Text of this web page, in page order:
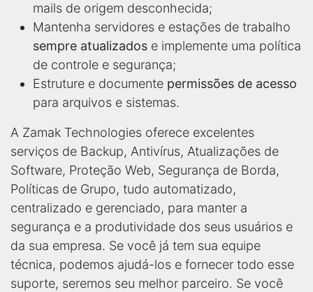
mails de origem desconhecida;
Mantenha servidores e estações de trabalho
sempre atualizados e implemente uma política
de controle e segurança;
Estruture e documente permissões de acesso
para arquivos e sistemas.
A Zamak Technologies oferece excelentes
serviços de Backup, Antivírus, Atualizações de
Software, Proteção Web, Segurança de Borda,
Políticas de Grupo, tudo automatizado,
centralizado e gerenciado, para manter a
segurança e a produtividade dos seus usuários e
da sua empresa. Se você já tem sua equipe
técnica, podemos ajudá-los e fornecer todo esse
suporte, seremos seu melhor parceiro. Se você